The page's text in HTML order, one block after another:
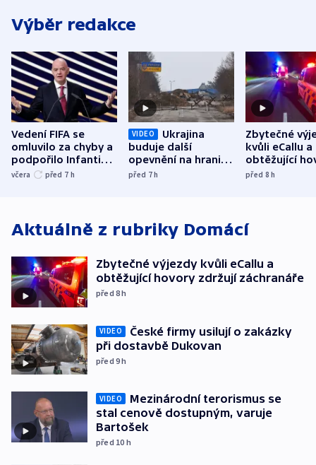
Výběr redakce
Vedení FIFA se
omluvilo za chyby a
podpořilo Infantina.
UEFA trvá na
včera před 7 h
VIDEO
Ukrajina
buduje další
opevnění na hranici
s Běloruskem
před 7h
Zbytečné
kvůli eCallu a
obtěžující
zdržují
před 8h
Aktuálně z rubriky Domácí
Zbytečné výjezdy kvůli eCallu a
obtěžující hovory zdržují záchranáře
před 8h
VIDEO
České firmy usilují o zakázky
při dostavbě Dukovan
před 9h
VIDEO
Mezinárodní terorismus se
stal cenově dostupným, varuje
Bartošek
před 10 h